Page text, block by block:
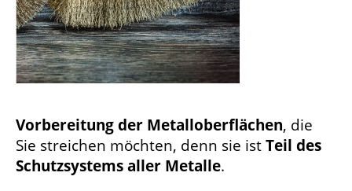
Vorbereitung der Metalloberflächen, die
Sie streichen möchten, denn sie istTeil des
Schutzsystems aller Metalle.